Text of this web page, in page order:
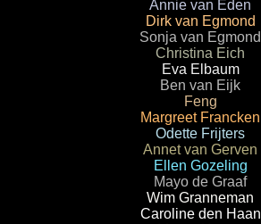
Annie van Eden
Dirk van Egmond
Sonja van Egmond
Christina Eich
Eva Elbaum
Ben van Eijk
Feng
Margreet Francken
Odette Frijters
Annet van Gerven
Ellen Gozeling
Mayo de Graaf
Wim Granneman
Caroline den Haan